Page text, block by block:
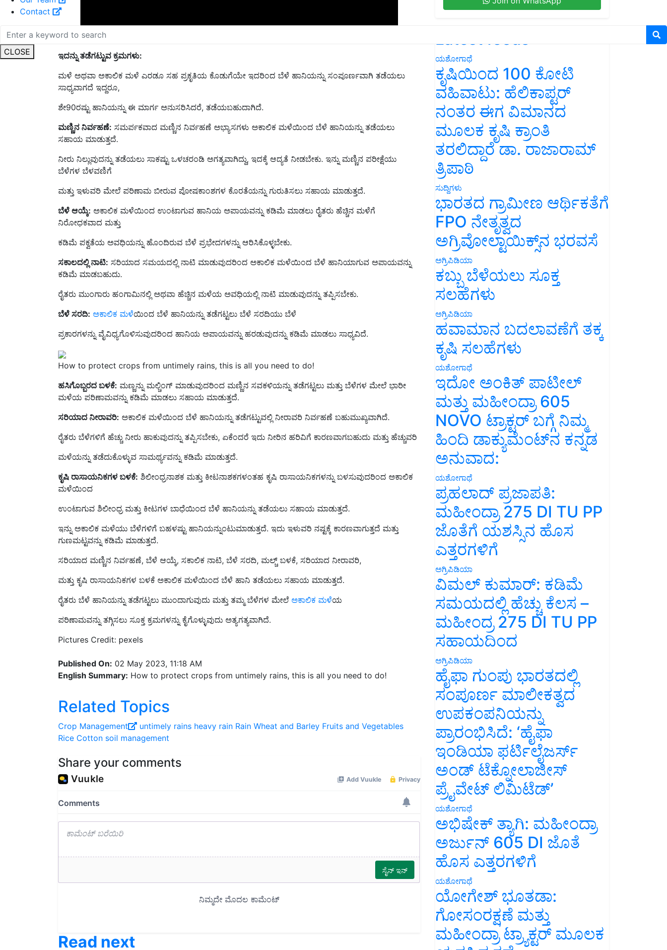
Contact
CLOSE
ಮಳೆ ಅಥವಾ ಅಕಾಲಿಕ ಮಳೆ ಎರಡೂ ಸಹ ಪ್ರಕೃತಿಯ ಕೊಡುಗೆಯೇ ಇದರಿಂದ ಬೆಳೆ ಹಾನಿಯನ್ನು ಸಂಪೂರ್ಣವಾಗಿ ತಡೆಯಲು
ಸಾಧ್ಯವಾಗದೆ ಇದ್ದರೂ,
ಶೇ90ರಷ್ಟು ಹಾನಿಯನ್ನು ಈ ಮಾರ್ಗ ಅನುಸರಿಸಿದರೆ, ತಡೆಯಬಹುದಾಗಿದೆ.
ಮಣ್ಣಿನ ನಿರ್ವಹಣೆ:
ಸಮರ್ಪಕವಾದ ಮಣ್ಣಿನ ನಿರ್ವಹಣೆ ಅಭ್ಯಾಸಗಳು ಅಕಾಲಿಕ ಮಳೆಯಿಂದ ಬೆಳೆ ಹಾನಿಯನ್ನು ತಡೆಯಲು
ಸಹಾಯ ಮಾಡುತ್ತದೆ.
ನೀರು ನಿಲ್ಲುವುದನ್ನು ತಡೆಯಲು ಸಾಕಷ್ಟು ಒಳಚರಂಡಿ ಅಗತ್ಯವಾಗಿದ್ದು, ಇದಕ್ಕೆ ಆದ್ಯತೆ ನೀಡಬೇಕು. ಇನ್ನು ಮಣ್ಣಿನ ಪರೀಕ್ಷೆಯು
ಬೆಳೆಗಳ ಬೆಳವಣಿಗೆ
ಬೆಳೆ ಆಯ್ಕೆ:
ಅಕಾಲಿಕ ಮಳೆಯಿಂದ ಉಂಟಾಗುವ ಹಾನಿಯ ಅಪಾಯವನ್ನು ಕಡಿಮೆ ಮಾಡಲು ರೈತರು ಹೆಚ್ಚಿನ ಮಳೆಗೆ
ನಿರೋಧಕವಾದ ಮತ್ತು
ಕಡಿಮೆ ಪಕ್ವತೆಯ ಅವಧಿಯನ್ನು ಹೊಂದಿರುವ ಬೆಳೆ ಪ್ರಭೇದಗಳನ್ನು ಆರಿಸಿಕೊಳ್ಳಬೇಕು.
ಸಕಾಲದಲ್ಲಿ ನಾಟಿ:
ಸರಿಯಾದ ಸಮಯದಲ್ಲಿ ನಾಟಿ ಮಾಡುವುದರಿಂದ ಅಕಾಲಿಕ ಮಳೆಯಿಂದ ಬೆಳೆ ಹಾನಿಯಾಗುವ ಅಪಾಯವನ್ನು
ಕಡಿಮೆ ಮಾಡಬಹುದು.
ಬೆಳೆ ಸರದಿ:
ಯಿಂದ ಬೆಳೆ ಹಾನಿಯನ್ನು ತಡೆಗಟ್ಟಲು ಬೆಳೆ ಸರದಿಯು ಬೆಳೆ
ಪ್ರಕಾರಗಳನ್ನು ವೈವಿಧ್ಯಗೊಳಿಸುವುದರಿಂದ ಹಾನಿಯ ಅಪಾಯವನ್ನು ಹರಡುವುದನ್ನು ಕಡಿಮೆ ಮಾಡಲು ಸಾಧ್ಯವಿದೆ.
How to protect crops from untimely rains, this is all you need to do!
ಹಸಿಗೊಬ್ಬರದ ಬಳಕೆ:
ಮಣ್ಣನ್ನು ಮಲ್ಚಿಂಗ್ ಮಾಡುವುದರಿಂದ ಮಣ್ಣಿನ ಸವಕಳಿಯನ್ನು ತಡೆಗಟ್ಟಲು ಮತ್ತು ಬೆಳೆಗಳ ಮೇಲೆ ಭಾರೀ
ಮಳೆಯ ಪರಿಣಾಮವನ್ನು ಕಡಿಮೆ ಮಾಡಲು ಸಹಾಯ ಮಾಡುತ್ತದೆ.
ಅಕಾಲಿಕ ಮಳೆಯಿಂದ ಬೆಳೆ ಹಾನಿಯನ್ನು ತಡೆಗಟ್ಟುವಲ್ಲಿ ನೀರಾವರಿ ನಿರ್ವಹಣೆ ಬಹುಮುಖ್ಯವಾಗಿದೆ.
ರೈತರು ಬೆಳೆಗಳಿಗೆ ಹೆಚ್ಚು ನೀರು ಹಾಕುವುದನ್ನು ತಪ್ಪಿಸಬೇಕು, ಏಕೆಂದರೆ ಇದು ನೀರಿನ ಹರಿವಿಗೆ ಕಾರಣವಾಗಬಹುದು ಮತ್ತು ಹೆಚ್ಚುವರಿ
ಮಳೆಯನ್ನು ತಡೆದುಕೊಳ್ಳುವ ಸಾಮರ್ಥ್ಯವನ್ನು ಕಡಿಮೆ ಮಾಡುತ್ತದೆ.
ಕೃಷಿ ರಾಸಾಯನಿಕಗಳ ಬಳಕೆ:
ಶಿಲೀಂಧ್ರನಾಶಕ ಮತ್ತು ಕೀಟನಾಶಕಗಳಂತಹ ಕೃಷಿ ರಾಸಾಯನಿಕಗಳನ್ನು ಬಳಸುವುದರಿಂದ ಅಕಾಲಿಕ
ಮಳೆಯಿಂದ
ಇನ್ನು ಅಕಾಲಿಕ ಮಳೆಯು ಬೆಳೆಗಳಿಗೆ ಬಹಳಷ್ಟು ಹಾನಿಯನ್ನುಂಟುಮಾಡುತ್ತದೆ. ಇದು ಇಳುವರಿ ನಷ್ಟಕ್ಕೆ ಕಾರಣವಾಗುತ್ತದೆ ಮತ್ತು
ಗುಣಮಟ್ಟವನ್ನು ಕಡಿಮೆ ಮಾಡುತ್ತದೆ.
ಸರಿಯಾದ ಮಣ್ಣಿನ ನಿರ್ವಹಣೆ, ಬೆಳೆ ಆಯ್ಕೆ, ಸಕಾಲಿಕ ನಾಟಿ, ಬೆಳೆ ಸರದಿ, ಮಲ್ಚ್ ಬಳಕೆ, ಸರಿಯಾದ ನೀರಾವರಿ,
ಮತ್ತು ಕೃಷಿ ರಾಸಾಯನಿಕಗಳ ಬಳಕೆ ಅಕಾಲಿಕ ಮಳೆಯಿಂದ ಬೆಳೆ ಹಾನಿ ತಡೆಯಲು ಸಹಾಯ ಮಾಡುತ್ತದೆ.
ರೈತರು ಬೆಳೆ ಹಾನಿಯನ್ನು ತಡೆಗಟ್ಟಲು ಮುಂದಾಗುವುದು ಮತ್ತು ತಮ್ಮ ಬೆಳೆಗಳ ಮೇಲೆ
ಯ
ಪರಿಣಾಮವನ್ನು ತಗ್ಗಿಸಲು ಸೂಕ್ತ ಕ್ರಮಗಳನ್ನು ಕೈಗೊಳ್ಳುವುದು ಅತ್ಯಗತ್ಯವಾಗಿದೆ.
Pictures Credit: pexels
English Summary:How to protect crops from untimely rains, this is all you need to do!
Related Topics
Crop Management untimely rains
Rice Cotton soil management
Latest feeds
ಯಶೋಗಾಥೆ
ಕೃಷಿಯಿಂದ 100 ಕೋಟಿ
ವಹಿವಾಟು: ಹೆಲಿಕಾಪ್ಟರ್
ನಂತರ ಈಗ ವಿಮಾನದ
ಮೂಲಕ ಕೃಷಿ ಕ್ರಾಂತಿ
ತರಲಿದ್ದಾರೆ ಡಾ. ರಾಜಾರಾಮ್
ತ್ರಿಪಾಠಿ
ಸುದ್ದಿಗಳು
ಭಾರತದ ಗ್ರಾಮೀಣ ಆರ್ಥಿಕತೆಗೆ
FPO ನೇತೃತ್ವದ
ಅಗ್ರಿವೋಲ್ಟಾಯಿಕ್ಸ್‌ನ ಭರವಸೆ
ಅಗ್ರಿಪಿಡಿಯಾ
ಕಬ್ಬು ಬೆಳೆಯಲು ಸೂಕ್ತ
ಸಲಹೆಗಳು
ಅಗ್ರಿಪಿಡಿಯಾ
ಹವಾಮಾನ ಬದಲಾವಣೆಗೆ ತಕ್ಕ
ಕೃಷಿ ಸಲಹೆಗಳು
ಯಶೋಗಾಥೆ
ಇದೋ ಅಂಕಿತ್ ಪಾಟೀಲ್
ಮತ್ತು ಮಹೀಂದ್ರಾ 605
NOVO ಟ್ರಾಕ್ಟರ್ ಬಗ್ಗೆ ನಿಮ್ಮ
ಹಿಂದಿ ಡಾಕ್ಯುಮೆಂಟ್‌ನ ಕನ್ನಡ
ಅನುವಾದ:
ಯಶೋಗಾಥೆ
ಪ್ರಹಲಾದ್ ಪ್ರಜಾಪತಿ:
ಮಹೀಂದ್ರಾ 275 DI TU PP
ಜೊತೆಗೆ ಯಶಸ್ಸಿನ ಹೊಸ
ಎತ್ತರಗಳಿಗೆ
ಅಗ್ರಿಪಿಡಿಯಾ
ವಿಮಲ್ ಕುಮಾರ್: ಕಡಿಮೆ
ಸಮಯದಲ್ಲಿ ಹೆಚ್ಚು ಕೆಲಸ –
ಮಹೀಂದ್ರ 275 DI TU PP
ಸಹಾಯದಿಂದ
ಅಗ್ರಿಪಿಡಿಯಾ
ಹೈಫಾ ಗುಂಪು ಭಾರತದಲ್ಲಿ
ಸಂಪೂರ್ಣ ಮಾಲೀಕತ್ವದ
ಉಪಕಂಪನಿಯನ್ನು
ಪ್ರಾರಂಭಿಸಿದೆ: ‘ಹೈಫಾ
ಇಂಡಿಯಾ ಫರ್ಟಿಲೈಜರ್ಸ್
ಅಂಡ್ ಟೆಕ್ನೋಲಾಜೀಸ್
ಪ್ರೈವೇಟ್ ಲಿಮಿಟೆಡ್’
ಯಶೋಗಾಥೆ
ಅಭಿಷೇಕ್ ತ್ಯಾಗಿ: ಮಹೀಂದ್ರಾ
ಅರ್ಜುನ್ 605 DI ಜೊತೆ
ಹೊಸ ಎತ್ತರಗಳಿಗೆ
ಯಶೋಗಾಥೆ
ಯೋಗೇಶ್ ಭೂತಡಾ:
ಗೋಸಂರಕ್ಷಣೆ ಮತ್ತು
ಮಹೀಂದ್ರಾ ಟ್ರ್ಯಾಕ್ಟರ್ ಮೂಲಕ